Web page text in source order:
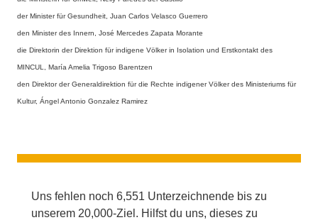
der Minister für Gesundheit, Juan Carlos Velasco Guerrero
den Minister des Innern, José Mercedes Zapata Morante
die Direktorin der Direktion für indigene Völker in Isolation und Erstkontakt des
MINCUL, María Amelia Trigoso Barentzen
den Direktor der Generaldirektion für die Rechte indigener Völker des Ministeriums für
Kultur, Ángel Antonio Gonzalez Ramirez
Uns fehlen noch 6,551 Unterzeichnende bis zu
unserem 20,000-Ziel. Hilfst du uns, dieses zu